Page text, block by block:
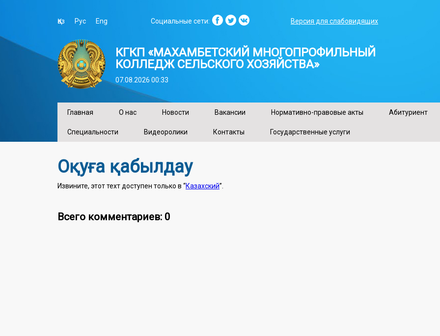
Қаз Рус Eng Социальные сети: Версия для слабовидящих
КГКП «МАХАМБЕТСКИЙ МНОГОПРОФИЛЬНЫЙ
КОЛЛЕДЖ СЕЛЬСКОГО ХОЗЯЙСТВА»
07.08.2026 00:33
Главная О нас Новости Вакансии Нормативно-правовые акты Абитуриент
Специальности Видеоролики Контакты Государственные услуги
Оқуға қабылдау
Извините, этот техт доступен только в “Казахский”.
Всего комментариев: 0